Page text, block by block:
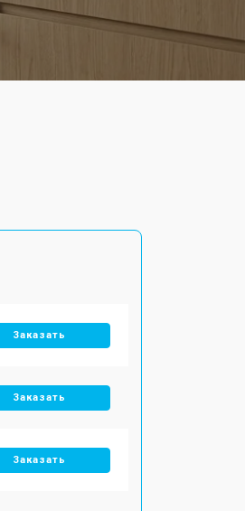
Заказать
Заказать
Заказать